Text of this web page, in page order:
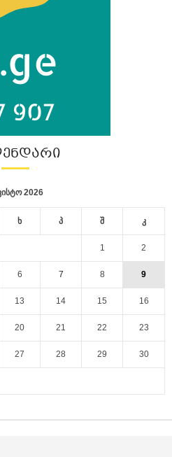
2026
ხ პ შ კ
1 2
6 7 8 9
13 14 15 16
20 21 22 23
27 28 29 30